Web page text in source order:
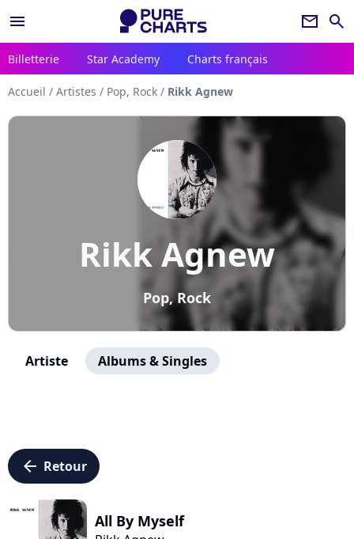
menu newsletter search
Billetterie Star Academy Charts français
Accueil / Artistes / Pop, Rock / Rikk Agnew
Rikk Agnew
Pop, Rock
Artiste Albums & Singles
arrow_left Retour
All By Myself